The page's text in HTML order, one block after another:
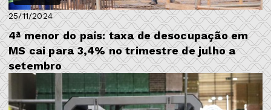
25/11/2024
4ª menor do país: taxa de desocupação em
MS cai para 3,4% no trimestre de julho a
setembro